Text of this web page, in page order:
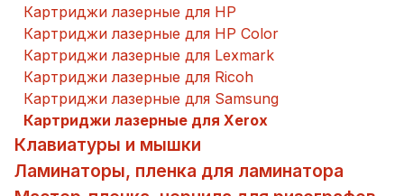
Картриджи лазерные для HP
Картриджи лазерные для HP Color
Картриджи лазерные для Lexmark
Картриджи лазерные для Ricoh
Картриджи лазерные для Samsung
Картриджи лазерные для Xerox
Клавиатуры и мышки
Ламинаторы, пленка для ламинатора